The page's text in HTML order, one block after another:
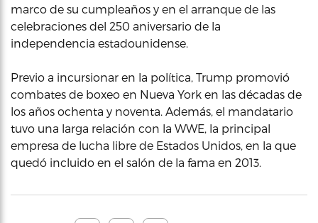
marco de su cumpleaños y en el arranque de las
celebraciones del 250 aniversario de la
independencia estadounidense.
Previo a incursionar en la política, Trump promovió
combates de boxeo en Nueva York en las décadas de
los años ochenta y noventa. Además, el mandatario
tuvo una larga relación con la WWE, la principal
empresa de lucha libre de Estados Unidos, en la que
quedó incluido en el salón de la fama en 2013.